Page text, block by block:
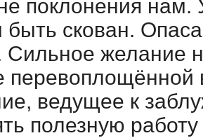
поклонения
скован.
Сильное желание
перевоплощённой
ведущее к
полезную